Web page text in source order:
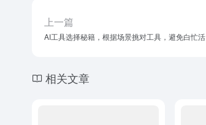
上一篇
AI工具选择秘籍，根据场景挑对工具，避免白忙活
相关文章